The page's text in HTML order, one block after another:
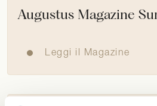
Augustus Magazine
Leggi il Magazine